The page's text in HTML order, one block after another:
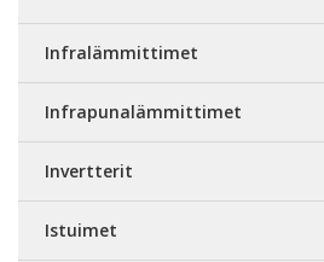
Infralämmittimet
Infrapunalämmittimet
Invertterit
Istuimet